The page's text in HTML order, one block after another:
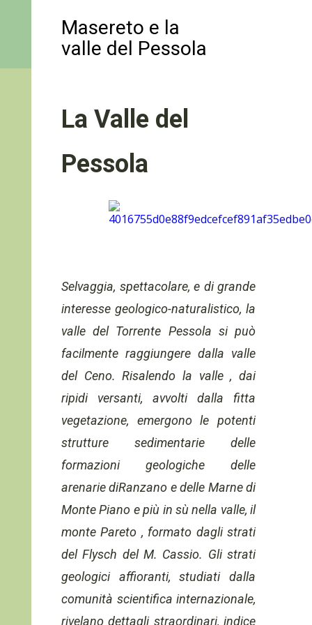
Masereto e la
valle del Pessola
La Valle del
Pessola
Selvaggia, spettacolare, e di grande
interesse geologico-naturalistico, la
valle del Torrente Pessola si può
facilmente raggiungere dalla valle
del Ceno. Risalendo la valle , dai
ripidi versanti, avvolti dalla fitta
vegetazione, emergono le potenti
strutture sedimentarie delle
formazioni geologiche delle
arenarie diRanzano e delle Marne di
Monte Piano e più in sù nella valle, il
monte Pareto , formato dagli strati
del Flysch del M. Cassio. Gli strati
geologici affioranti, studiati dalla
comunità scientifica internazionale,
rivelano dettagli straordinari, indice